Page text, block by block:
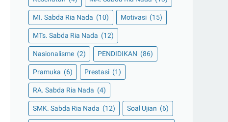
MI. Sabda Ria Nada (10) Motivasi (15)
MTs. Sabda Ria Nada (12)
Nasionalisme (2) PENDIDIKAN (86)
Pramuka (6) Prestasi (1)
RA. Sabda Ria Nada (4)
SMK. Sabda Ria Nada (12) Soal Ujian (6)